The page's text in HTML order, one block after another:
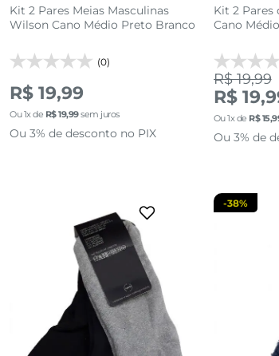
Kit 2 Pares Meias Masculinas
Wilson Cano Médio Preto Branco
(0)
R$ 19,99
Ou1x de R$19,99sem juros
Ou 3% de desconto no PIX
Kit 2 Pares
Cano
R$ 19,99
R$
Ou1x de R$ 15,
Ou 3% de
adicionar a sacola
-38%